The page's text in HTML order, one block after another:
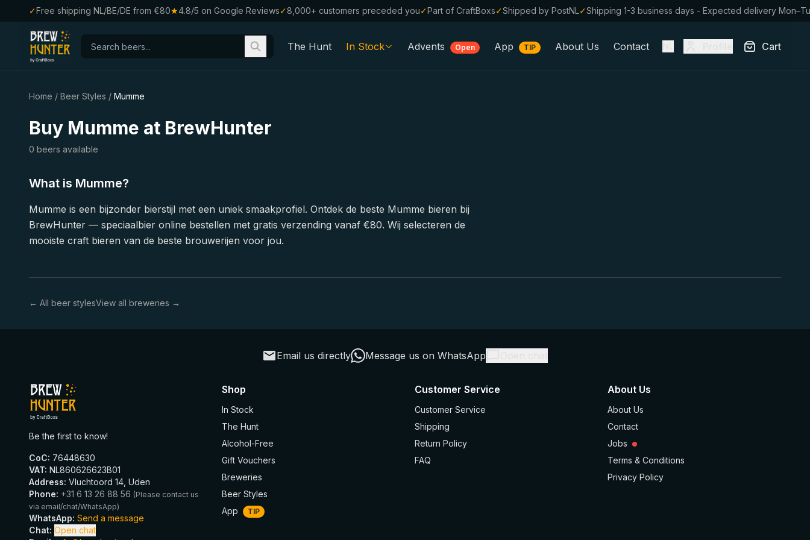
✓Free shipping NL/BE/DE from €80★4.8/5 on Google Reviews✓8,000+ customers preceded you✓Part of CraftBoxs✓Shipped by PostNL✓Shipping 1-3 business days - Expected delivery
The Hunt In Stock
Beer Styles
Advents Open App TIP About Us Contact Cart
Home / Beer Styles / Mumme
Buy Mumme at BrewHunter
0 beers available
What is Mumme?
Mumme is een bijzonder bierstijl met een uniek smaakprofiel. Ontdek de beste Mumme bieren bij
BrewHunter — speciaalbier online bestellen met gratis verzending vanaf €80. Wij selecteren de
mooiste craft bieren van de beste brouwerijen voor jou.
← All beer stylesView all breweries →
Email us directly Message us on WhatsApp
Be the first to know!
CoC: 76448630
VAT: NL860626623B01
Address: Vluchtoord 14, Uden
Phone: +31 6 13 26 88 56 (Please contact us
via email/chat/WhatsApp)
WhatsApp: Send a message
Chat: Open chat
Shop
In Stock
The Hunt
Alcohol-Free
Gift Vouchers
Breweries
Beer Styles
App
TIP
Customer Service
Customer Service
Shipping
Return Policy
FAQ
About Us
About Us
Contact
Jobs
Terms & Conditions
Privacy Policy